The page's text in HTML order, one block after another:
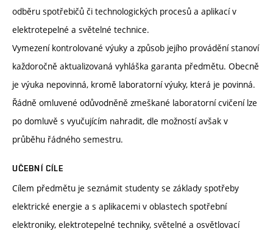
odběru spotřebičů či technologických procesů a aplikací v
elektrotepelné a světelné technice.
Vymezení kontrolované výuky a způsob jejího provádění stanoví
každoročně aktualizovaná vyhláška garanta předmětu. Obecně
je výuka nepovinná, kromě laboratorní výuky, která je povinná.
Řádně omluvené odůvodněně zmeškané laboratorní cvičení lze
po domluvě s vyučujícím nahradit, dle možností avšak v
průběhu řádného semestru.
UČEBNÍ CÍLE
Cílem předmětu je seznámit studenty se základy spotřeby
elektrické energie a s aplikacemi v oblastech spotřební
elektroniky, elektrotepelné techniky, světelné a osvětlovací